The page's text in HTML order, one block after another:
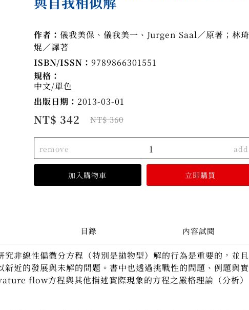
作者： 儀我美保、儀我美一、Jurgen Saal／原著；林琦
焜／譯著
ISBN/ISSN： 9789866301551
規格：
中文/單色
出版日期： 2013-03-01
NT$ 342 NT$ 360
remove add
目錄 內容試閱
非線性偏微分方程（特別是拋物型）解的行為是重要的，並且
近的發展與未解的問題。書中也透過挑戰性的問題、例題與實
flow方程與其他描述實際現象的方程之嚴格理論（分析）